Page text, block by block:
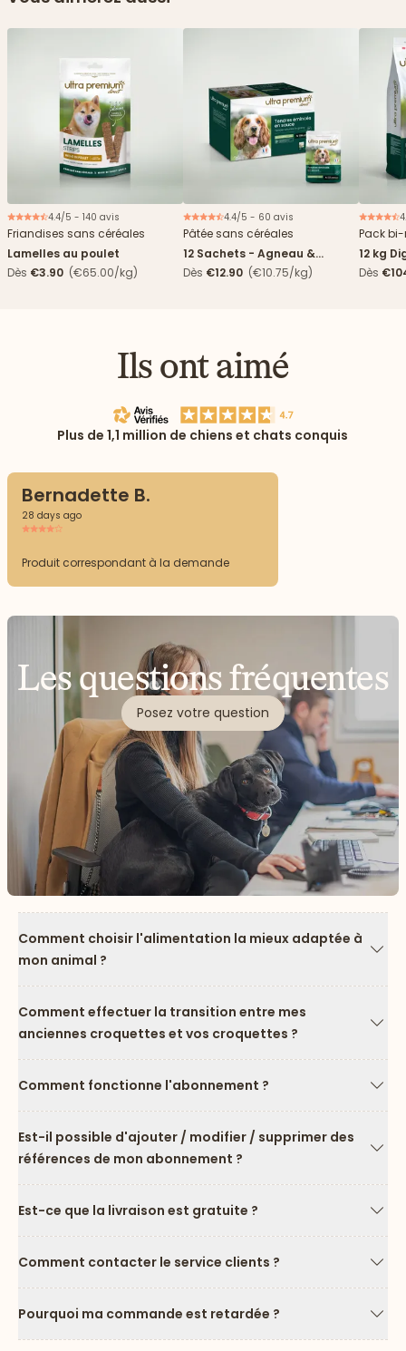
4.4/5 - 140 avis
Friandises sans céréales
Lamelles au poulet
Dès €3.90 (€65.00/kg)
4.4/5 - 60 avis
Pâtée sans céréales
12 Sachets - Agneau &
haricots verts
Dès €12.90 (€10.75/kg)
Pack
12 kg
boîtes
Dès
Ils ont aimé
Plus de 1,1 million de chiens et chats conquis
Bernadette B.
28 days ago
Produit correspondant à la demande
Les questions fréquentes
Posez votre question
Comment choisir l'alimentation la mieux adaptée à
mon animal ?
Comment effectuer la transition entre mes
anciennes croquettes et vos croquettes ?
Comment fonctionne l'abonnement ?
Est-il possible d'ajouter / modifier / supprimer des
références de mon abonnement ?
Est-ce que la livraison est gratuite ?
Comment contacter le service clients ?
Pourquoi ma commande est retardée ?